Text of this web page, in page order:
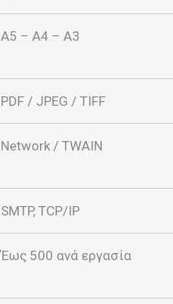
Α5 – A4 – Α3
PDF / JPEG / TIFF
Network / TWAIN
SMTP, TCP/IP
Έως 500 ανά εργασία